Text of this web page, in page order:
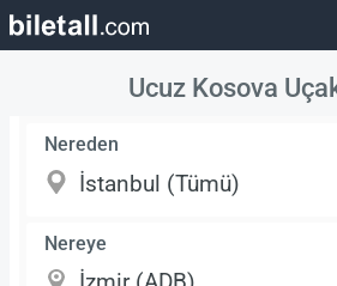
Ucuz Kosova
Nereden
Nereye